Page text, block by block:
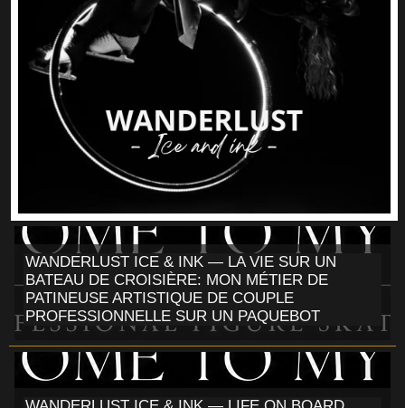
WANDERLUST ICE & INK — LA VIE SUR UN
BATEAU DE CROISIÈRE: MON MÉTIER DE
PATINEUSE ARTISTIQUE DE COUPLE
PROFESSIONNELLE SUR UN PAQUEBOT